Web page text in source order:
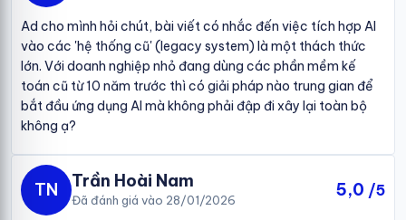
Ad cho mình hỏi chút, bài viết có nhắc đến việc tích hợp AI
vào các 'hệ thống cũ' (legacy system) là một thách thức
lớn. Với doanh nghiệp nhỏ đang dùng các phần mềm kế
toán cũ từ 10 năm trước thì có giải pháp nào trung gian để
bắt đầu ứng dụng AI mà không phải đập đi xây lại toàn bộ
không ạ?
TN Trần Hoài Nam
Đã đánh giá vào 28/01/2026 5,0 /5